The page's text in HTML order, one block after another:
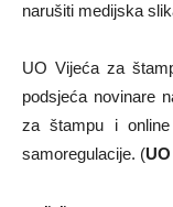
narušiti medijska
UO Vijeća za
podsjeća novinare
za štampu i
samoregulacije. (